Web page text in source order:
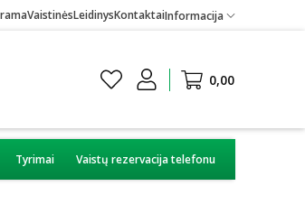
VaistinėsLeidinysKontaktaiInformacija
0,00
Tyrimai Vaistų rezervacija telefonu